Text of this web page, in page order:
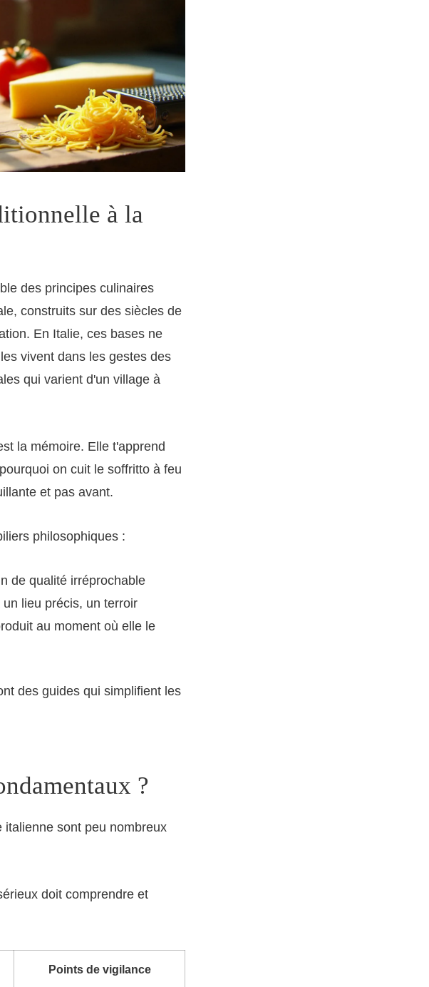
à la
des principes culinaires
construits sur des siècles de
En Italie, ces bases ne
vivent dans les gestes des
qui varient d'un village à
la mémoire. Elle t'apprend
on cuit le soffritto à feu
et pas avant.
philosophiques :
de qualité irréprochable
lieu précis, un terroir
au moment où elle le
des guides qui simplifient les
?
sont peu nombreux
doit comprendre et
Points de vigilance